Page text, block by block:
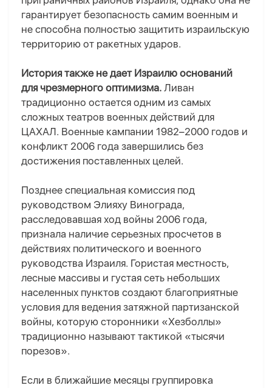
гарантирует безопасность самим военным и
не способна полностью защитить израильскую
территорию от ракетных ударов.
История также не дает Израилю оснований
для чрезмерного оптимизма. Ливан
традиционно остается одним из самых
сложных театров военных действий для
ЦАХАЛ. Военные кампании 1982–2000 годов и
конфликт 2006 года завершились без
достижения поставленных целей.
Позднее специальная комиссия под
руководством Элияху Винограда,
расследовавшая ход войны 2006 года,
признала наличие серьезных просчетов в
действиях политического и военного
руководства Израиля. Гористая местность,
лесные массивы и густая сеть небольших
населенных пунктов создают благоприятные
условия для ведения затяжной партизанской
войны, которую сторонники «Хезболлы»
традиционно называют тактикой «тысячи
порезов».
Если в ближайшие месяцы группировка